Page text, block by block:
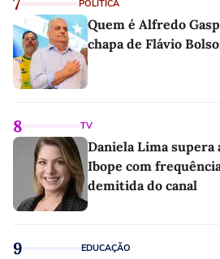
POLÍTICA
Quem é Alfredo
chapa de Flávio
8 TV
Daniela Lima supera
Ibope com
demitida do canal
9 EDUCAÇÃO